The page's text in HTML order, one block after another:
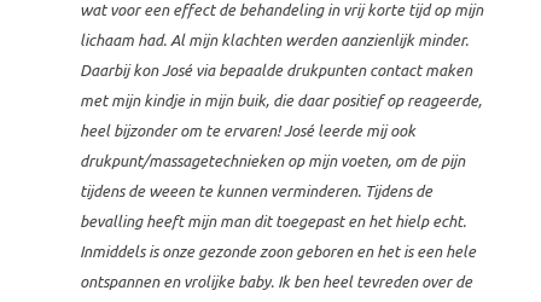
wat voor een effect de behandeling in vrij korte tijd op mijn
lichaam had. Al mijn klachten werden aanzienlijk minder.
Daarbij kon José via bepaalde drukpunten contact maken
met mijn kindje in mijn buik, die daar positief op reageerde,
heel bijzonder om te ervaren! José leerde mij ook
drukpunt/massagetechnieken op mijn voeten, om de pijn
tijdens de weeen te kunnen verminderen. Tijdens de
bevalling heeft mijn man dit toegepast en het hielp echt.
Inmiddels is onze gezonde zoon geboren en het is een hele
ontspannen en vrolijke baby. Ik ben heel tevreden over de